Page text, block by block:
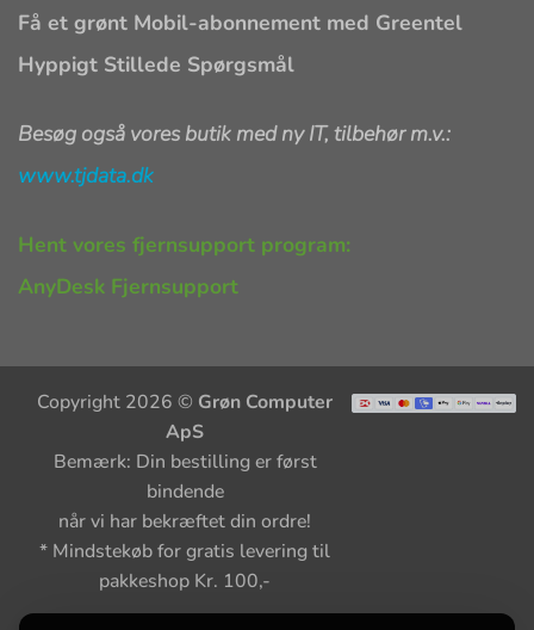
Få et grønt Mobil-abonnement med Greentel
Hyppigt Stillede Spørgsmål
Besøg også vores butik med ny IT, tilbehør m.v.:
www.tjdata.dk
Hent vores fjernsupport program:
AnyDesk Fjernsupport
Copyright 2026 © Grøn Computer
ApS
Bemærk: Din bestilling er først
bindende
når vi har bekræftet din ordre!
* Mindstekøb for gratis levering til
pakkeshop Kr. 100,-